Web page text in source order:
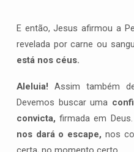
E então, Jesus afirmou a
revelada por carne ou
está nos céus.
Aleluia! Assim também
Devemos buscar uma
convicta, firmada em
nos dará o escape, nos